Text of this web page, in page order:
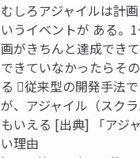
むしろアジャイルは計
いうイベントが ある。
画がきちんと達成でき
できていなかったらそ
る 従来型の開発手法
が、アジャイル（スク
もいえる [出典] 「アジ
い理由